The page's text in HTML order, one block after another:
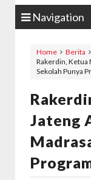
Navigation
Home
Berita
Rakerdin, Ketua
Sekolah Punya
Jateng